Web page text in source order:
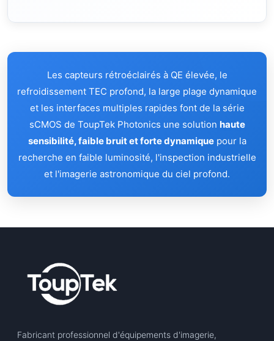
Les capteurs rétroéclairés à QE élevée, le
refroidissement TEC profond, la large plage dynamique
et les interfaces multiples rapides font de la série
sCMOS de ToupTek Photonics une solution haute
sensibilité, faible bruit et forte dynamiquepour la
recherche en faible luminosité, l'inspection industrielle
et l'imagerie astronomique du ciel profond.
Fabricant professionnel d'équipements d'imagerie,